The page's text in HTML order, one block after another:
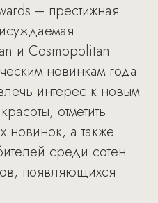
– престижная
и Cosmopolitan
новинкам года.
интерес к новым
отметить
новинок, а также
среди сотен
появляющихся